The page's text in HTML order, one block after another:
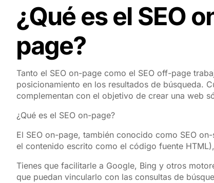
¿Qué es el SEO
page?
Tanto el SEO on-page como el SEO off-page
posicionamiento en los resultados de búsqueda.
complementan con el objetivo de crear una web
¿Qué es el SEO on-page?
El SEO on-page, también conocido como SEO
el contenido escrito como el código fuente
Tienes que facilitarle a Google, Bing y otros
que puedan vincularlo con las consultas de